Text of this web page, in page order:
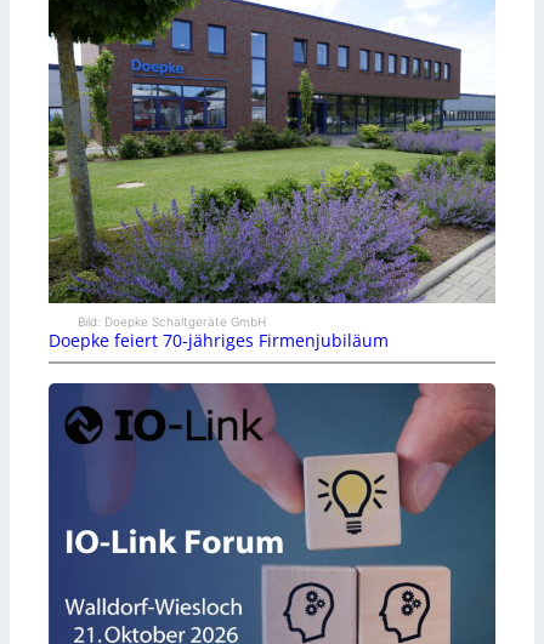
Bild: Doepke Schaltgeräte GmbH
Doepke feiert 70-jähriges Firmenjubiläum